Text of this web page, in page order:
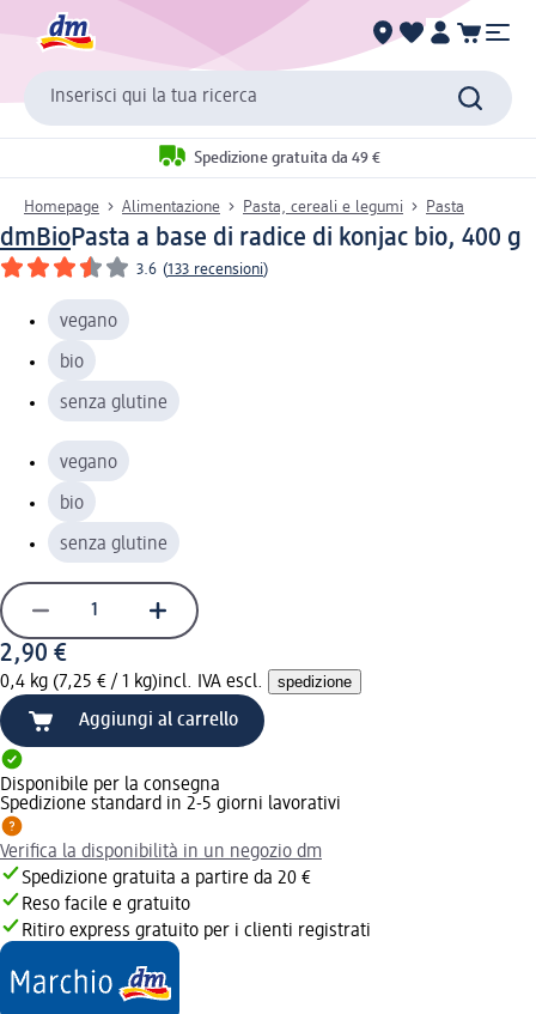
Inserisci qui la tua ricerca
Spedizione gratuita da 49 €
Homepage Alimentazione Pasta, cereali e legumi Pasta
dmBioPasta a base di radice di konjac bio, 400 g
3.6 (133 recensioni)
vegano
bio
senza glutine
vegano
bio
senza glutine
2,90 €
0,4 kg (7,25 € / 1 kg)incl. IVA escl. spedizione
Aggiungi al carrello
Disponibile per la consegna
Spedizione standard in 2-5 giorni lavorativi
Verifica la disponibilità in un negozio dm
Spedizione gratuita a partire da 20 €
Reso facile e gratuito
Ritiro express gratuito per i clienti registrati